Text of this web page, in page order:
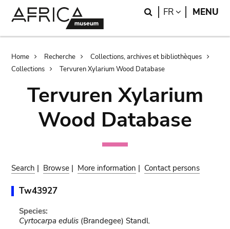
Search
FR LANGUAGE
MENU
Breadcrumb
Home Recherche
Collections, archives et bibliothèques
Collections
Tervuren Xylarium Wood Database
Tervuren Xylarium
Wood Database
Search | Browse | More information | Contact persons
Tw43927
Species:
Cyrtocarpa edulis(Brandegee) Standl.